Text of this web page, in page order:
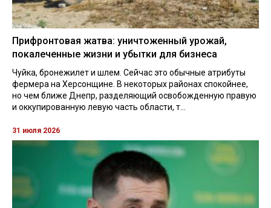
Прифронтовая жатва: уничтоженный урожай,
покалеченные жизни и убытки для бизнеса
Чуйка, бронежилет и шлем. Сейчас это обычные атрибуты
фермера на Херсонщине. В некоторых районах спокойнее,
но чем ближе Днепр, разделяющий освобожденную правую
и оккупированную левую часть области, т...
31 июля 2026